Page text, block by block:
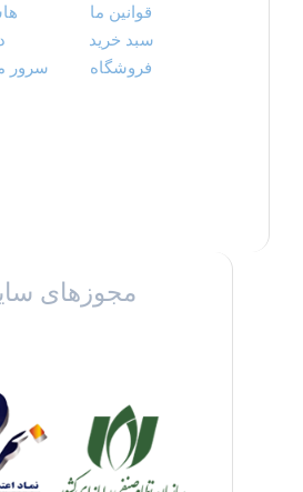
قوانین ما
سبد خرید
فروشگاه
سرور
مجوزهای